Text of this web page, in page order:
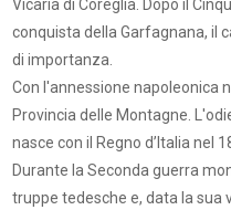
Vicaria di Coreglia. Dopo il
conquista della Garfagnana, il
di importanza.
Con l'annessione napoleonica
Provincia delle Montagne.
nasce con il Regno d’Italia nel
Durante la Seconda guerra
truppe tedesche e, data la sua